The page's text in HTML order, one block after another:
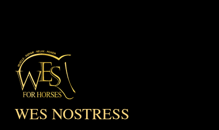
WES NOSTRESS